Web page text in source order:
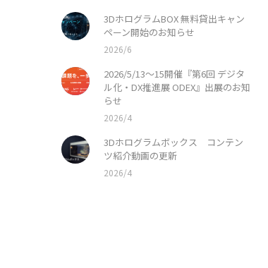
3DホログラムBOX 無料貸出キャン
ペーン開始のお知らせ
2026/6
2026/5/13〜15開催『第6回 デジタ
ル化・DX推進展 ODEX』出展のお知
らせ
2026/4
3Dホログラムボックス コンテン
ツ紹介動画の更新
2026/4